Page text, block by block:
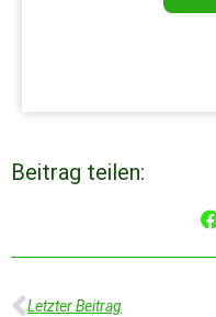
Beitrag teilen:
Letzter Beitrag